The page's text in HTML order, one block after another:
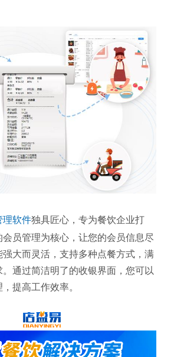
理软件独具匠心，专为餐饮企业打
员管理为核心，让您的会员信息尽
大而灵活，支持多种点餐方式，满
。通过简洁明了的收银界面，您可以
提高工作效率。